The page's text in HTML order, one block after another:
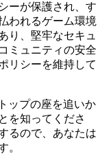
ーが保護され、す
われるゲーム環境
り、堅牢なセキュ
ミュニティの安全
リシーを維持して
ップの座を追いか
を知ってくださ
るので、あなたは
。